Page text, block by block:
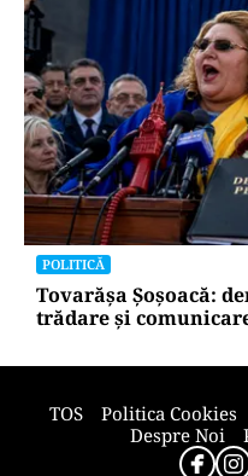
POLITICĂ
Tovarășa Șoșoacă:
trădare și
TOS Politica Cookies
Despre Noi